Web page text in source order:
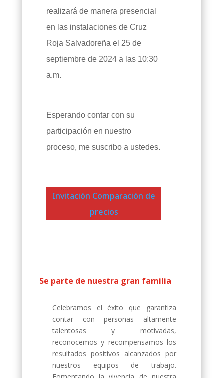
realizará de manera presencial
en las instalaciones de Cruz
Roja Salvadoreña el 25 de
septiembre de 2024 a las 10:30
a.m.
Esperando contar con su
participación en nuestro
proceso, me suscribo a ustedes.
Invitación Comparación de
precios
Se parte de nuestra gran familia
Celebramos el éxito que garantiza
contar con personas altamente
talentosas y motivadas,
reconocemos y recompensamos los
resultados positivos alcanzados por
nuestros equipos de trabajo.